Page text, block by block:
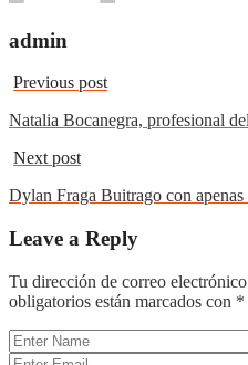
admin
Previous post
Natalia Bocanegra, profesional
Next post
Dylan Fraga Buitrago con
Leave a Reply
Tu dirección de correo
obligatorios están marcados con *